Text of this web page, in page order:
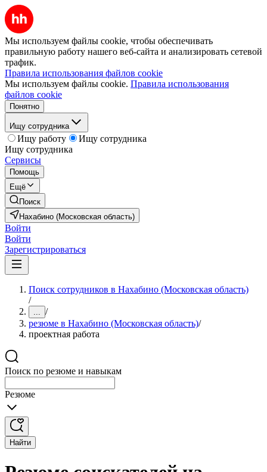
Мы используем файлы cookie, чтобы обеспечивать
правильную работу нашего веб-сайта и анализировать сетевой
трафик.
Правила использования файлов cookie
Мы используем файлы cookie. Правила использования
файлов cookie
Понятно
Ищу сотрудника
Ищу работу
Ищу сотрудника
Ищу сотрудника
Сервисы
Помощь
Ещё
Поиск
Нахабино (Московская область)
Войти
Войти
Зарегистрироваться
Поиск сотрудников в Нахабино (Московская область)
/
... /
резюме в Нахабино (Московская область)/
проектная работа
Поиск по резюме и навыкам
Резюме
Найти